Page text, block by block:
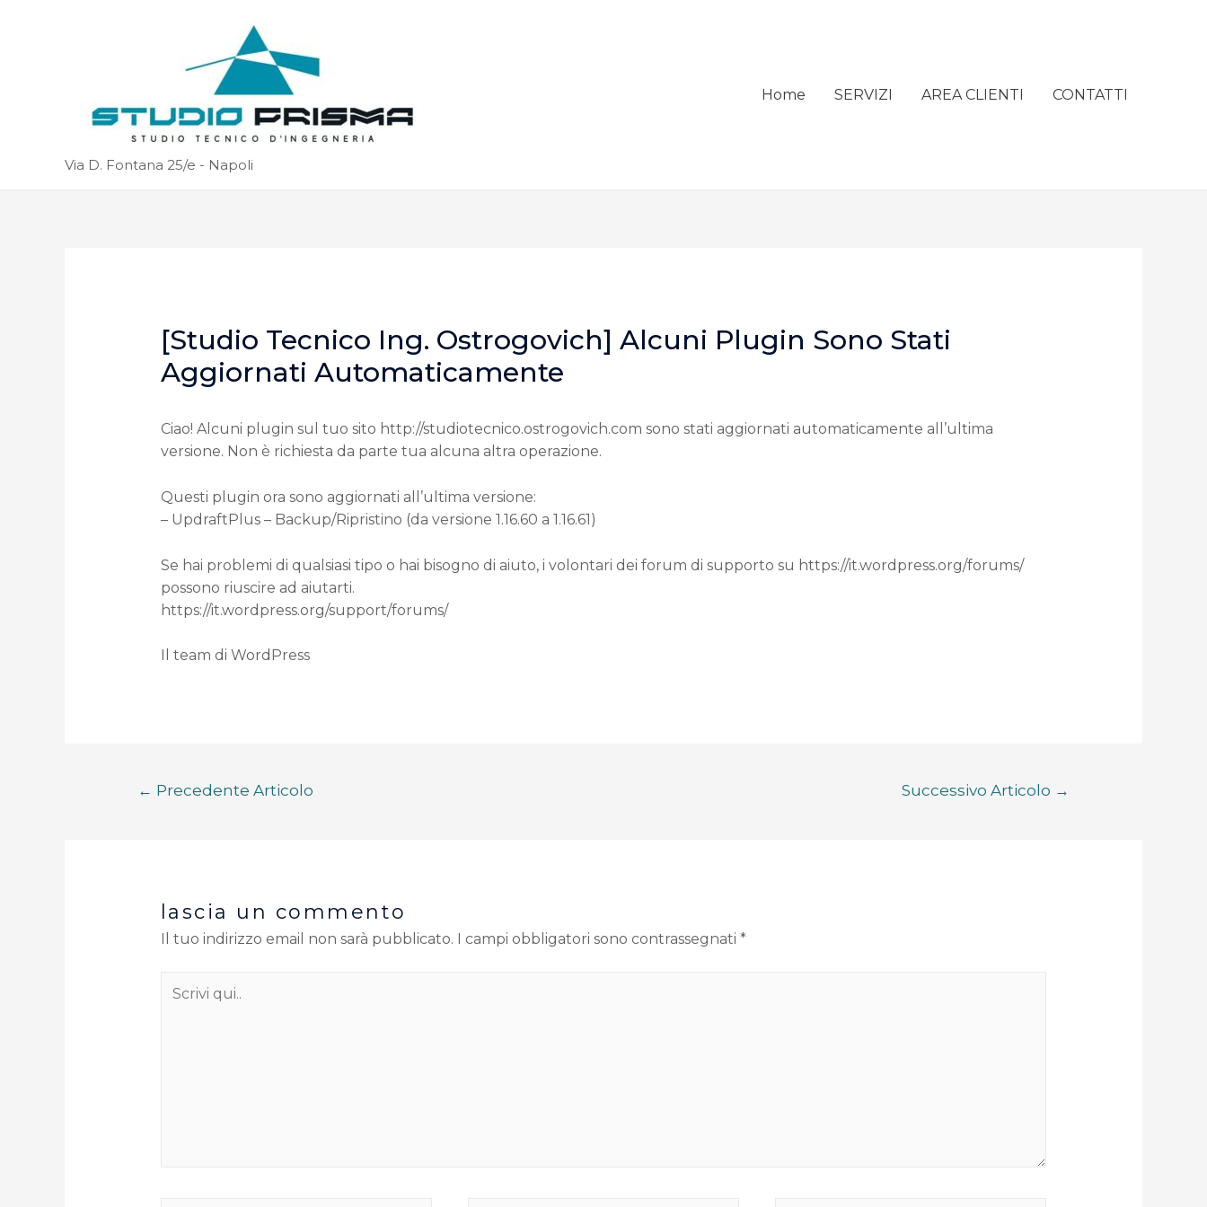
Via D. Fontana 25/e - Napoli
Home SERVIZI AREA CLIENTI CONTATTI
[Studio Tecnico Ing. Ostrogovich] Alcuni Plugin Sono Stati
Aggiornati Automaticamente
Ciao! Alcuni plugin sul tuo sito http://studiotecnico.ostrogovich.com sono stati aggiornati automaticamente all’ultima
versione. Non è richiesta da parte tua alcuna altra operazione.
Questi plugin ora sono aggiornati all’ultima versione:
– UpdraftPlus – Backup/Ripristino (da versione 1.16.60 a 1.16.61)
Se hai problemi di qualsiasi tipo o hai bisogno di aiuto, i volontari dei forum di supporto su https://it.wordpress.org/forums/
possono riuscire ad aiutarti.
https://it.wordpress.org/support/forums/
Il team di WordPress
← Precedente Articolo Successivo Articolo →
lascia un commento
Il tuo indirizzo email non sarà pubblicato. I campi obbligatori sono contrassegnati *